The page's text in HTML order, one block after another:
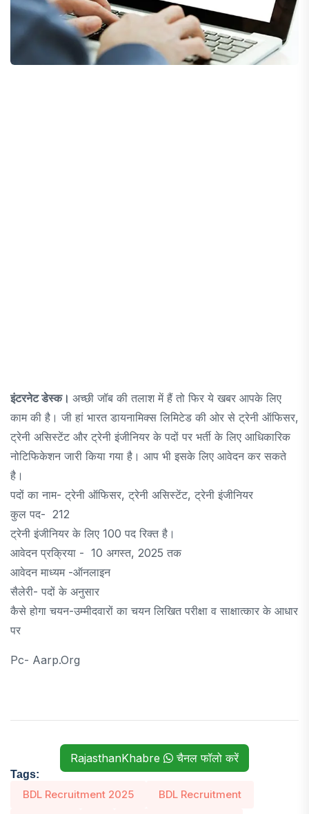
इंटरनेट डेस्क। अच्छी जॉब की तलाश में हैं तो फिर ये खबर आपके लिए
काम की है। जी हां भारत डायनामिक्स लिमिटेड की ओर से ट्रेनी ऑफिसर,
ट्रेनी असिस्टेंट और ट्रेनी इंजीनियर के पदों पर भर्ती के लिए आधिकारिक
नोटिफिकेशन जारी किया गया है। आप भी इसके लिए आवेदन कर सकते
है।
पदों का नाम- ट्रेनी ऑफिसर, ट्रेनी असिस्टेंट, ट्रेनी इंजीनियर
कुल पद- 212
ट्रेनी इंजीनियर के लिए 100 पद रिक्त है।
आवेदन प्रक्रिया - 10 अगस्त, 2025 तक
आवेदन माध्यम -ऑनलाइन
सैलेरी- पदों के अनुसार
कैसे होगा चयन-उम्मीदवारों का चयन लिखित परीक्षा व साक्षात्कार के आधार
पर
Pc- Aarp.org
RajasthanKhabre चैनल फॉलो करें
Tags:
BDL Recruitment 2025 BDL Recruitment